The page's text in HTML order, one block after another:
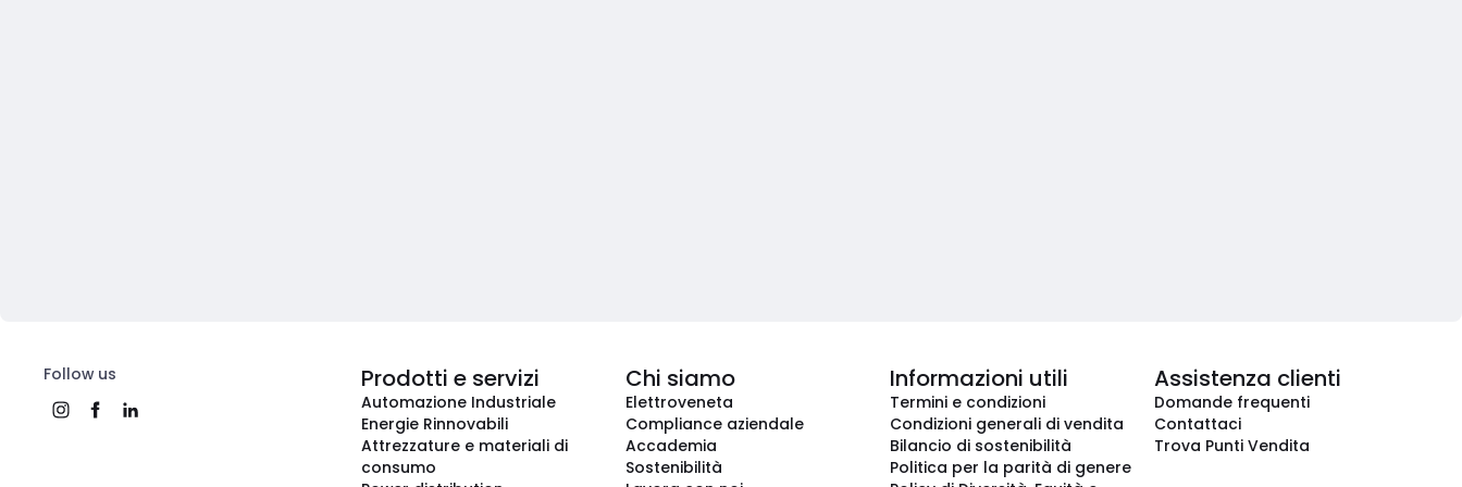
Follow us Prodotti e servizi
Automazione Industriale
Energie Rinnovabili
Attrezzature e materiali di
consumo
Chi siamo
Elettroveneta
Compliance aziendale
Accademia
Sostenibilità
Informazioni utili
Termini e condizioni
Condizioni generali di vendita
Bilancio di sostenibilità
Politica per la parità di genere
Assistenza clienti
Domande frequenti
Contattaci
Trova Punti Vendita